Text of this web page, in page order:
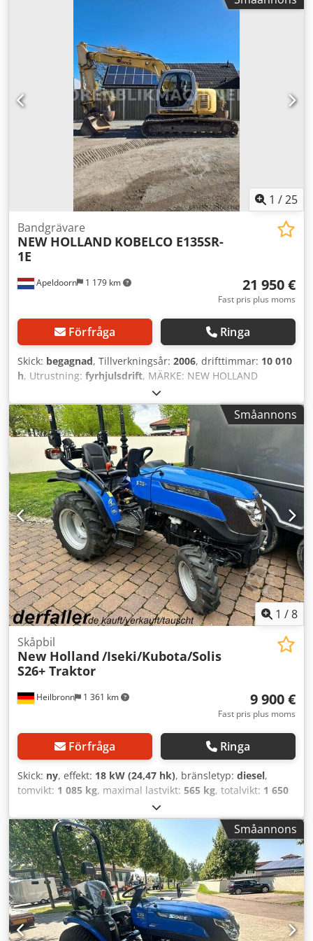
1 /25
Apeldoorn 1 179 km
Bandgrävare
NEW HOLLAND KOBELCO E135SR-
1E
21 950 €
Fast pris plus moms
Förfråga Ringa
Skick: begagnad, Tillverkningsår: 2006, drifttimmar: 10 010
h, Utrustning: fyrhjulsdrift, MÄRKE: NEW HOLLAND
KOBELCO MODELL: E135SR-1E TILLVERKNINGSÅR: 2006 CE-
MÄRKT: JA DRIFTTIMMAR: 10.010 BAND/LARVBAND: 60%
EFFEKT: 63KW MOTOR: ISUZU BB-4BG VIKT: 14.100KG
TILLVAL: Codpfx Asyzliyjatsrf - HYDRAULISKT
SNABBKOPPLING - BAND 60% BRA - KLIMATANLÄGGNING -
RÖRDRAGNING FÖR HAMMARE - SORTERINGSFUNKTION -
GOTT SKICK PRISET ÄR EXKL. MOMS KORENBLIK
MACHINERY BV. VEENWEG 56 7336AG APELDOORN
NEDERLÄNDERNA MOMSNR: NL864089764B01
Småannons
1 /8
Heilbronn 1 361 km
Skåpbil
New Holland /Iseki/Kubota/Solis
S26+ Traktor
9 900 €
Fast pris plus moms
Förfråga Ringa
Skick: ny, effekt: 18 kW (24,47 hk), bränsletyp: diesel,
tomvikt: 1 085 kg, maximal lastvikt: 565 kg, totalvikt: 1 650
mekanisk
säten:1, total längd:2 760 mm, Utrustning:fyrhjulsdrift,
Servostyrning, diesel, manuell växellåda, tillverkningsår
2024, 18,2 kW, 1 319 cm³, fyrhjulsdrift, 1 sittplats,
sidoväxelspak, powershift-växellåda, 6 framåt- och 2
backväxlar, vältskyddsbåge med varningsljus, analog
bränslemätare, arbetsstrålkastare bak svängbara, 2
frontvikter à 15 kg, 3-cylindrig motor, servostyrning, total
längd 2 760 mm, AS-däck, diagonaldäck fram: 6.0-12, bak
8.30-20, vikt 1 085 kg, tillåten totalvikt 1 650 kg. Fordonet
Småannons